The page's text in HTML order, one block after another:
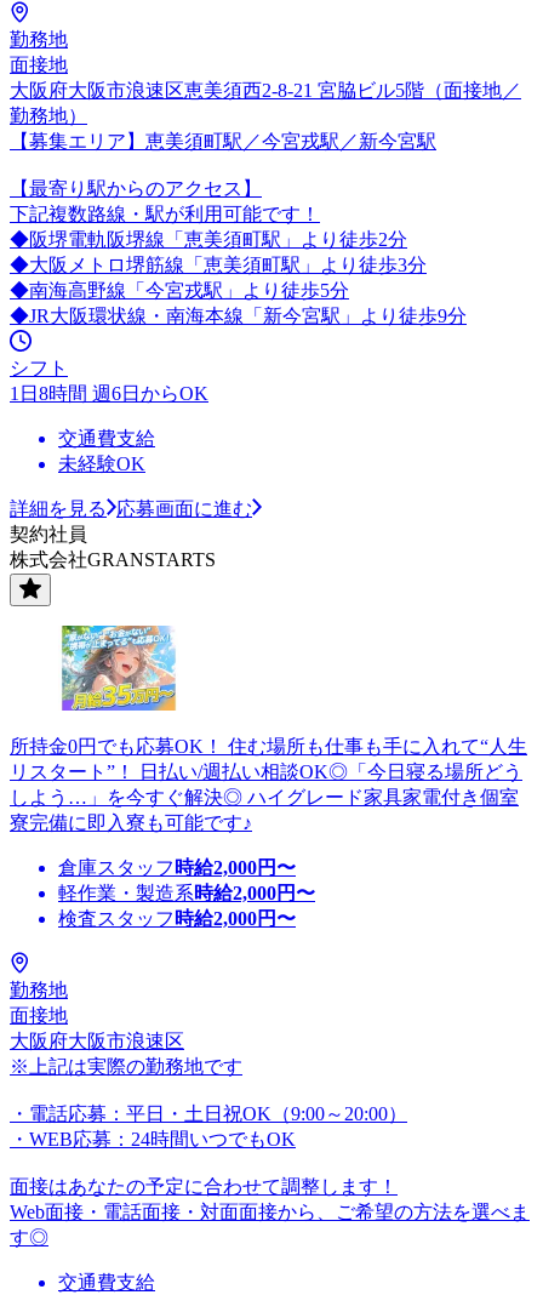
勤務地
面接地
大阪府大阪市浪速区恵美須西2-8-21 宮脇ビル5階（面接地／
勤務地）
【募集エリア】恵美須町駅／今宮戎駅／新今宮駅
【最寄り駅からのアクセス】
下記複数路線・駅が利用可能です！
◆阪堺電軌阪堺線「恵美須町駅」より徒歩2分
◆大阪メトロ堺筋線「恵美須町駅」より徒歩3分
◆南海高野線「今宮戎駅」より徒歩5分
◆JR大阪環状線・南海本線「新今宮駅」より徒歩9分
シフト
1日8時間 週6日からOK
交通費支給
未経験OK
詳細を見る
応募画面に進む
契約社員
株式会社GRANSTARTS
所持金0円でも応募OK！ 住む場所も仕事も手に入れて“人生
リスタート”！ 日払い/週払い相談OK◎「今日寝る場所どう
しよう…」を今すぐ解決◎ ハイグレード家具家電付き個室
寮完備に即入寮も可能です♪
倉庫スタッフ 時給2,000円〜
軽作業・製造系時給2,000円〜
検査スタッフ 時給2,000円〜
勤務地
面接地
大阪府大阪市浪速区
※上記は実際の勤務地です
・電話応募：平日・土日祝OK（9:00～20:00）
・WEB応募：24時間いつでもOK
面接はあなたの予定に合わせて調整します！
Web面接・電話面接・対面面接から、ご希望の方法を選べま
す◎
交通費支給